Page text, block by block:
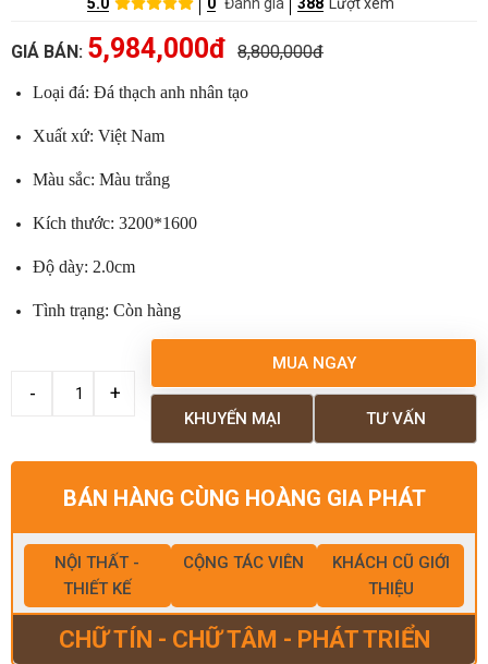
GIÁ BÁN: 5,984,000đ 8,800,000đ
Loại đá: Đá thạch anh nhân tạo
Xuất xứ: Việt Nam
Màu sắc: Màu trắng
Kích thước: 3200*1600
Độ dày: 2.0cm
Tình trạng: Còn hàng
MUA NGAY
TƯ VẤN
KHUYẾN MẠI
BÁN HÀNG CÙNG HOÀNG GIA PHÁT
NỘI THẤT -
THIẾT KẾ
CỘNG TÁC VIÊN
KHÁCH CŨ GIỚI
THIỆU
CHỮ TÍN - CHỮ TÂM - PHÁT TRIỂN